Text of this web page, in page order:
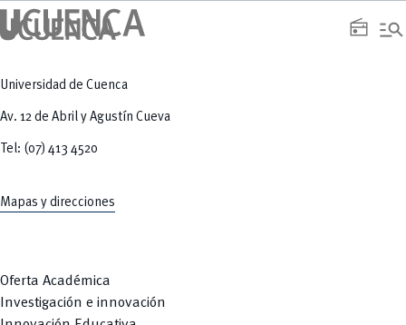
radio manage_search
Universidad de Cuenca
Av. 12 de Abril y Agustín Cueva
Tel: (07) 413 4520
Mapas y direcciones
Oferta Académica
Investigación e innovación